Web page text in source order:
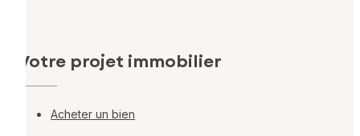
Votre projet immobilier
Acheter un bien